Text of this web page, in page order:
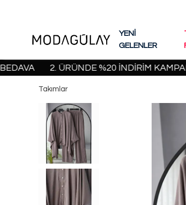
YENİ
GELENLER
2. ÜRÜNDE %20 İNDİRİM KAMPANYASI
Takımlar